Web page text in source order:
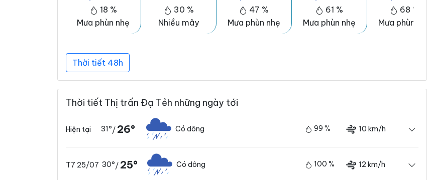
18 %
Mưa phùn nhẹ
30 %
Nhiều mây
47 %
Mưa phùn nhẹ
61 %
Mưa phùn nhẹ
68 %
Mưa phùn nhẹ
Thời tiết 48h
Thời tiết Thị trấn Đạ Tẻh những ngày tới
Hiện tại 31°/ 26° Có dông 99 % 10 km/h
T7 25/07 30°/ 25° Có dông 100 % 12 km/h